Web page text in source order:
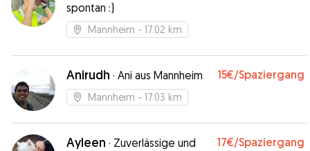
spontan :)
Mannheim - 17.02 km
Anirudh · Ani aus Mannheim 15€/Spaziergang
Mannheim - 17.03 km
Ayleen · Zuverlässige und
17€/Spaziergang